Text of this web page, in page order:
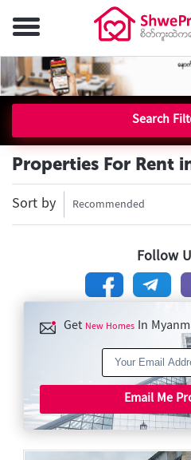
Search
Properties For Rent
Sort by Recommended
Follow
Get New Homes In
Email Me